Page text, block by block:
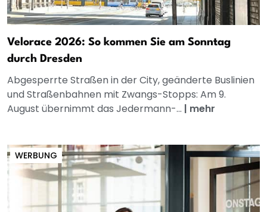
Velorace 2026: So kommen Sie am Sonntag
durch Dresden
Abgesperrte Straßen in der City, geänderte Buslinien
und Straßenbahnen mit Zwangs-Stopps: Am 9.
August übernimmt das Jedermann-... | mehr
WERBUNG